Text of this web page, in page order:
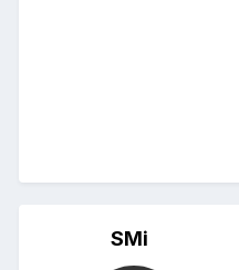
SMi